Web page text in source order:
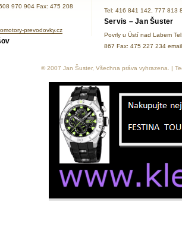
970 904 Fax: 475 208
prevodovky.cz
Tel: 416 841 142, 777 813
Servis – Jan Šuster
Povrly u Ústí nad Labem
867 Fax: 475 227 234
© 2007 Jan Šuster, Všechna práva vyhrazena. |